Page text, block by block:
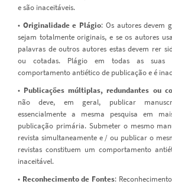
e são inaceitáveis.
• Originalidade e Plágio: Os autores devem
sejam totalmente originais, e se os autores
palavras de outros autores estas devem rer
ou cotadas. Plágio em todas as suas
comportamento antiético de publicação e é
• Publicações múltiplas, redundantes ou
não deve, em geral, publicar
essencialmente a mesma pesquisa em
publicação primária. Submeter o mesmo
revista simultaneamente e / ou publicar o
revistas constituem um comportamento
inaceitável.
• Reconhecimento de Fontes: